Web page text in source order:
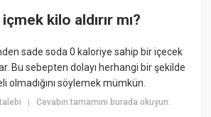
kilo aldırır mı?
sade soda 0 kaloriye sahip bir içecek
Bu sebepten dolayı herhangi bir şekilde
olmadığını söylemek mümkün.
|Cevabın tamamını burada okuyun: